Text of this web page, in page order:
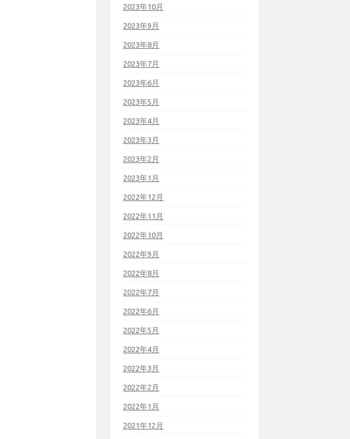
2023年10月
2023年9月
2023年8月
2023年7月
2023年6月
2023年5月
2023年4月
2023年3月
2023年2月
2023年1月
2022年12月
2022年11月
2022年10月
2022年9月
2022年8月
2022年7月
2022年6月
2022年5月
2022年4月
2022年3月
2022年2月
2022年1月
2021年12月